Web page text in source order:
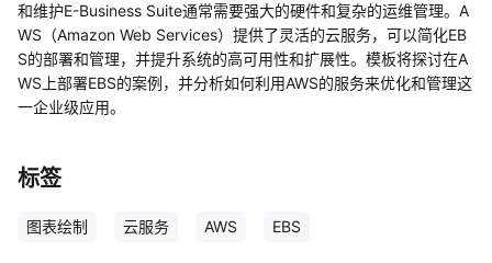
和维护E-Business Suite通常需要强大的硬件和复杂的运维管理。A
WS（Amazon Web Services）提供了灵活的云服务，可以简化EB
S的部署和管理，并提升系统的高可用性和扩展性。模板将探讨在A
WS上部署EBS的案例，并分析如何利用AWS的服务来优化和管理这
一企业级应用。
标签
图表绘制 云服务 AWS EBS